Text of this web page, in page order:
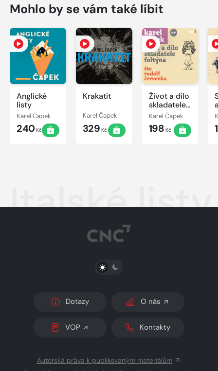
Mohlo by se vám také líbit
Anglické
listy
Karel Čapek
240Kč
Krakatit
Karel Čapek
329 Kč
Život a dílo
skladatele
Foltýna
Karel Čapek
198 Kč
Italské listy
PŘEPNOUT SVĚTLÝ/TMAVÝ REŽIM
Dotazy O nás
VOP Kontakty
Autorská práva k publikovaným materiálům